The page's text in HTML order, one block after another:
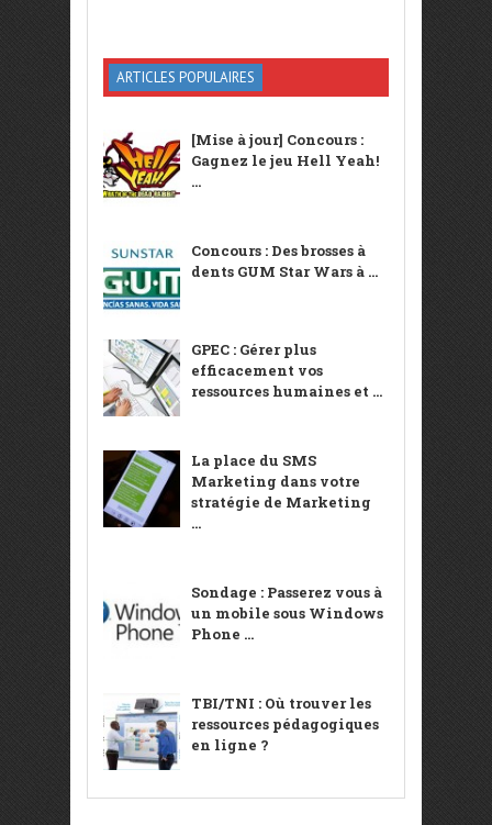
ARTICLES POPULAIRES
[Mise à jour] Concours :
Gagnez le jeu Hell Yeah!
...
Concours : Des brosses à
dents GUM Star Wars à ...
GPEC : Gérer plus
efficacement vos
ressources humaines et ...
La place du SMS
Marketing dans votre
stratégie de Marketing
...
Sondage : Passerez vous à
un mobile sous Windows
Phone ...
TBI/TNI : Où trouver les
ressources pédagogiques
en ligne ?